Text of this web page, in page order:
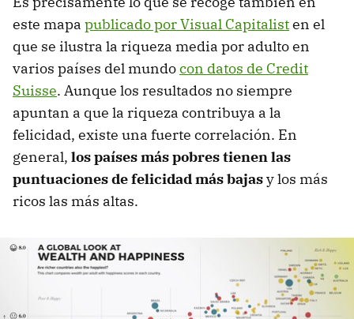
este mapa publicado por Visual Capitalisten el
que se ilustra la riqueza media por adulto en
varios países del mundocon datos de Credit
Suisse. Aunque los resultados no siempre
apuntan a que la riqueza contribuya a la
felicidad, existe una fuerte correlación. En
general, los países más pobres tienen las
puntuaciones de felicidad más bajasy los más
ricos las más altas.